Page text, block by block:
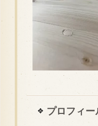
プロフィー